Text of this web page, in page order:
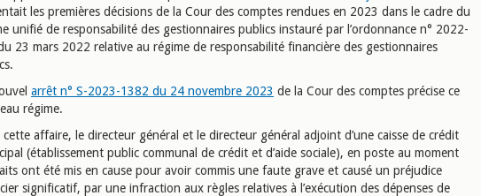
les premières décisions de la Cour des comptes rendues en 2023 dans le cadre du
unifié de responsabilité des gestionnaires publics instauré par l’ordonnance n° 2022-
23 mars 2022 relative au régime de responsabilité financière des gestionnaires
arrêt n° S-2023-1382 du 24 novembre 2023 de la Cour des comptes précise ce
régime.
cette affaire, le directeur général et le directeur général adjoint d’une caisse de crédit
(établissement public communal de crédit et d’aide sociale), en poste au moment
ont été mis en cause pour avoir commis une faute grave et causé un préjudice
significatif, par une infraction aux règles relatives à l’exécution des dépenses de